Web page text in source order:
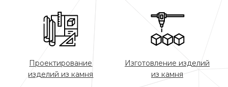
Проектирование
изделий из камня
Изготовление изделий
из камня